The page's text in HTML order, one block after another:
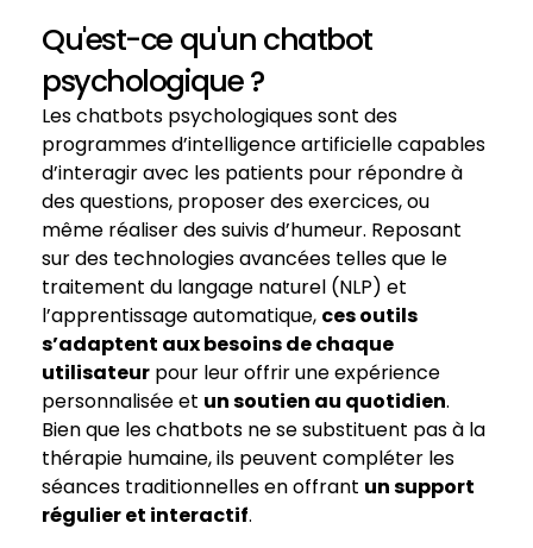
Qu'est-ce qu'un chatbot
psychologique ?
Les chatbots psychologiques sont des
programmes d’intelligence artificielle capables
d’interagir avec les patients pour répondre à
des questions, proposer des exercices, ou
même réaliser des suivis d’humeur. Reposant
sur des technologies avancées telles que le
traitement du langage naturel (NLP) et
l’apprentissage automatique, ces outils
s’adaptent aux besoins de chaque
utilisateur pour leur offrir une expérience
personnalisée et un soutien au quotidien.
Bien que les chatbots ne se substituent pas à la
thérapie humaine, ils peuvent compléter les
séances traditionnelles en offrant un support
régulier et interactif.